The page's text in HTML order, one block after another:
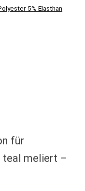
5% Elasthan
für
teal meliert –